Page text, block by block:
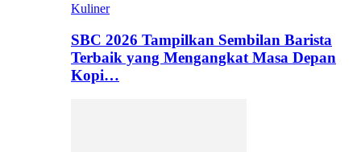
Kuliner
SBC 2026 Tampilkan Sembilan Barista
Terbaik yang Mengangkat Masa Depan
Kopi…